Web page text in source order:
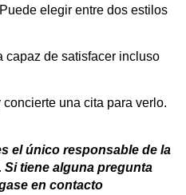
elegir entre dos estilos
capaz de satisfacer incluso
una cita para verlo.
el único responsable de la
tiene alguna pregunta
en contacto